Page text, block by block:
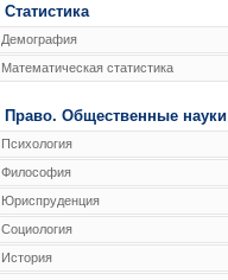
Статистика
Демография
Математическая статистика
Право. Общественные науки
Психология
Философия
Юриспруденция
Социология
История